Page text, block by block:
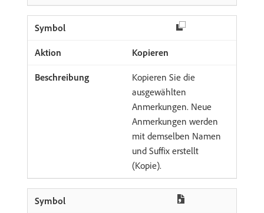
Kopieren
Kopieren Sie die
ausgewählten
Anmerkungen. Neue
Anmerkungen werden
mit demselben Namen
und Suffix erstellt
(Kopie).